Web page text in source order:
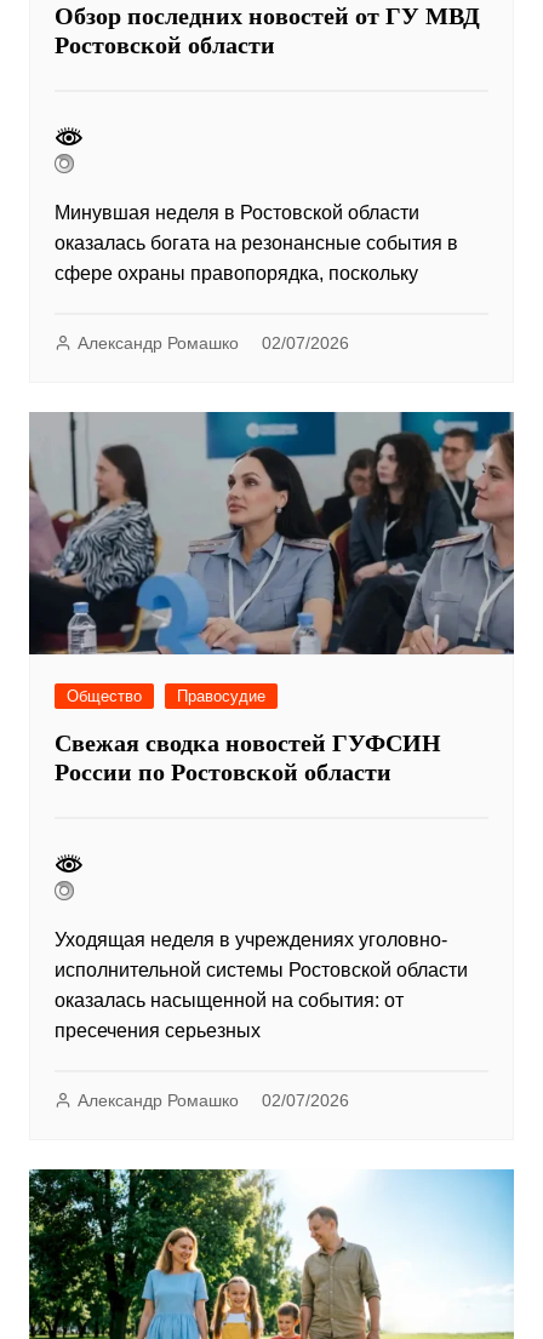
Обзор последних новостей от ГУ МВД
Ростовской области
Минувшая неделя в Ростовской области
оказалась богата на резонансные события в
сфере охраны правопорядка, поскольку
Александр Ромашко 02/07/2026
Общество Правосудие
Свежая сводка новостей ГУФСИН
России по Ростовской области
Уходящая неделя в учреждениях уголовно-
исполнительной системы Ростовской области
оказалась насыщенной на события: от
пресечения серьезных
Александр Ромашко 02/07/2026